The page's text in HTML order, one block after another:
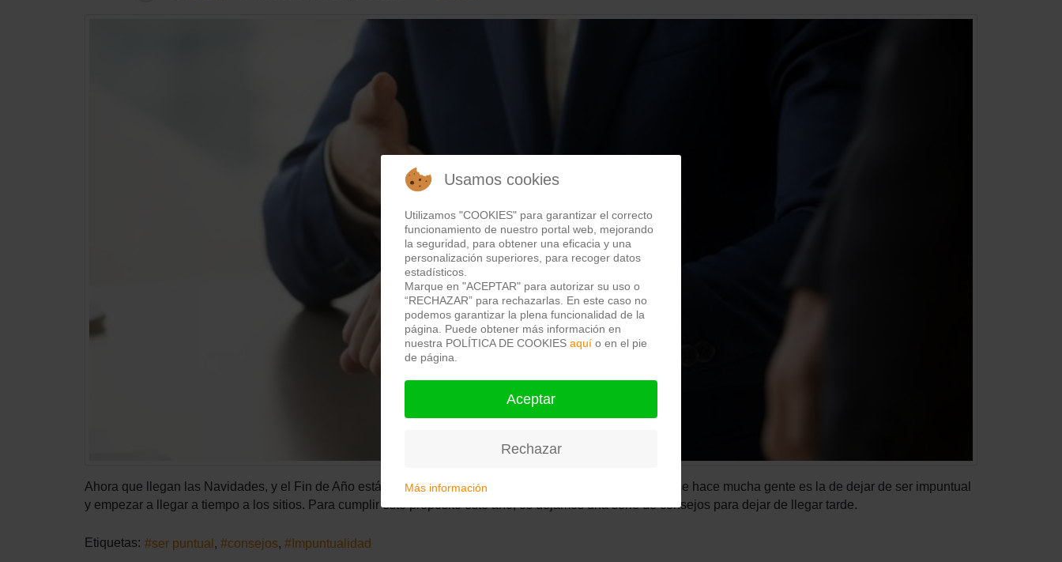
Ahora que llegan las Navidades, y el Fin de Año está a la vuelta de la esquina, uno de los propósitos que se hace mucha gente es la de dejar de ser impuntual
y empezar a llegar a tiempo a los sitios. Para cumplir este propósito este año, os dejamos una serie de consejos para dejar de llegar tarde.
Etiquetas: ser puntual consejos Impuntualidad
Usamos cookies
Utilizamos "COOKIES" para garantizar el correcto
funcionamiento de nuestro portal web, mejorando
la seguridad, para obtener una eficacia y una
personalización superiores, para recoger datos
estadísticos.
Marque en "ACEPTAR" para autorizar su uso o
“RECHAZAR” para rechazarlas. En este caso no
podemos garantizar la plena funcionalidad de la
página. Puede obtener más información en
nuestra POLÍTICA DE COOKIES aquí o en el pie
de página.
Aceptar
Rechazar
Más información